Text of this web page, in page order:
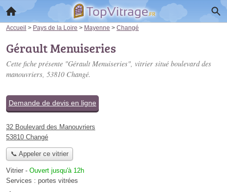
Accueil > Pays de la Loire > Mayenne > Changé
Gérault Menuiseries
Cette fiche présente "Gérault Menuiseries", vitrier situé boulevard des
manouvriers, 53810 Changé.
Demande de devis en ligne
32 Boulevard des Manouvriers
53810 Changé
📞 Appeler ce vitrier
Vitrier - Ouvert jusqu'à 12h
Services : portes vitrées